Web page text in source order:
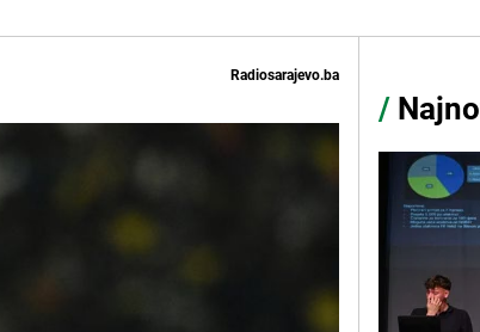
Radiosarajevo.ba
/